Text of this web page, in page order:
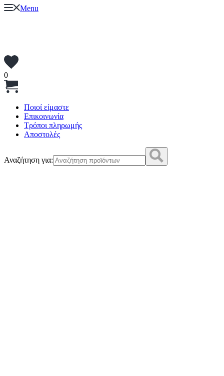
Menu
0
Ποιοί είμαστε
Επικοινωνία
Τρόποι πληρωμής
Αποστολές
Αναζήτηση για: